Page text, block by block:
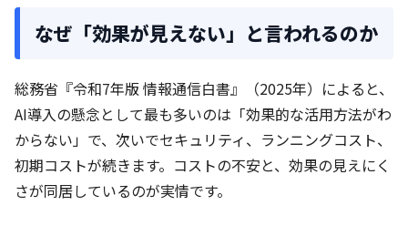
なぜ「効果が見えない」と言われるのか
総務省『令和7年版 情報通信白書』（2025年）によると、
AI導入の懸念として最も多いのは「効果的な活用方法がわ
からない」で、次いでセキュリティ、ランニングコスト、
初期コストが続きます。コストの不安と、効果の見えにく
さが同居しているのが実情です。